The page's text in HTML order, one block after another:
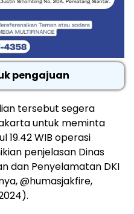
pengajuan
tersebut segera
untuk meminta
19.42 WIB operasi
penjelasan Dinas
dan Penyelamatan DKI
@humasjakfire,